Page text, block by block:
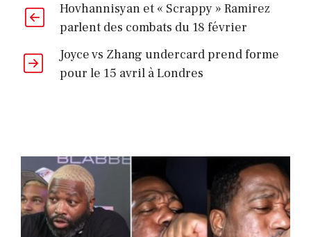
Hovhannisyan et « Scrappy » Ramirez
parlent des combats du 18 février
Joyce vs Zhang undercard prend forme
pour le 15 avril à Londres